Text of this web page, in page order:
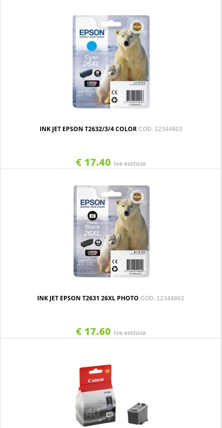
INK JET EPSON T2632/3/4 COLOR COD. 12344803
€ 17.40 Iva esclusa
INK JET EPSON T2631 26XL PHOTO COD. 12344802
€ 17.60 Iva esclusa